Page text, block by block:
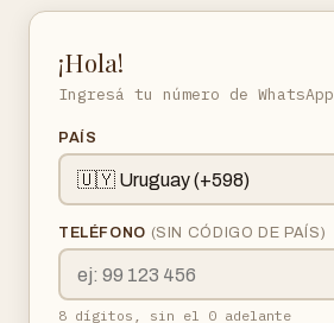
¡Hola!
Ingresá tu número de WhatsApp
PAÍS
TELÉFONO (SIN CÓDIGO DE PAÍS)
8 dígitos, sin el 0 adelante